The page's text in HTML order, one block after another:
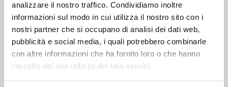
analizzare il nostro traffico. Condividiamo inoltre
informazioni sul modo in cui utilizza il nostro sito con i
nostri partner che si occupano di analisi dei dati web,
pubblicità e social media, i quali potrebbero combinarle
con altre informazioni che ha fornito loro o che hanno
raccolto dal suo utilizzo dei loro servizi.